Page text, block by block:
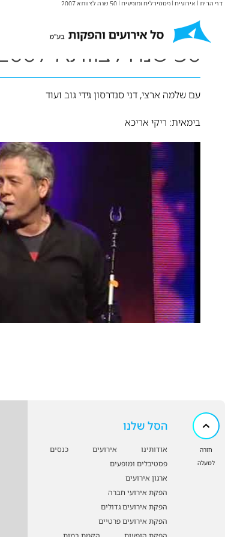
דף הבית | אירועים | פסטיבלים ומופעים | 50 שנה לצוותא 2007
50 שנה לצוותא 2007
עם שלמה ארצי, דני סנדרסון גידי גוב ועוד
בימאית: ריקי אריכא
חזרה
למעלה
הסל שלנו
אודותינו אירועים
כנסים
פסטיבלים ומופעים
ארגון אירועים
הפקת אירועי חברה
הפקת אירועים גדולים
הפקת אירועים פרטיים